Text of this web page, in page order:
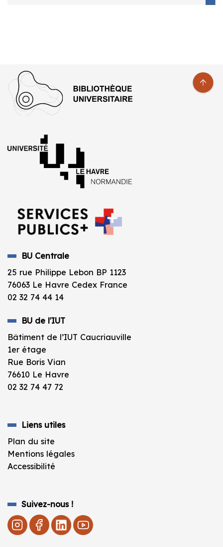
BU Centrale
25 rue Philippe Lebon BP 1123
76063 Le Havre Cedex France
02 32 74 44 14
BU de l'IUT
Bâtiment de l’IUT Caucriauville
1er étage
Rue Boris Vian
76610 Le Havre
02 32 74 47 72
Liens utiles
Plan du site
Mentions légales
Accessibilité
Suivez-nous !